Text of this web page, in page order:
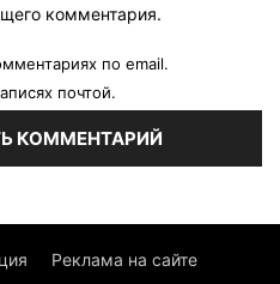
комментария.
по email.
почтой.
Реклама на сайте